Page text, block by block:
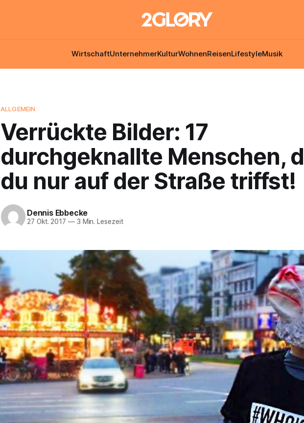
WirtschaftUnternehmerKulturWohnenReisenLifestyleMusik
ALLGEMEIN
Verrückte Bilder: 17
durchgeknallte Menschen,
du nur auf der Straße triffst!
Dennis Ebbecke
27 Okt. 2017 —3 Min. Lesezeit